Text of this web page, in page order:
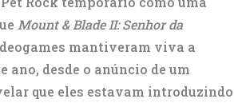
Mount & Blade II: Senhor da
mantiveram viva a
ano, desde o anúncio de um
que eles estavam introduzindo